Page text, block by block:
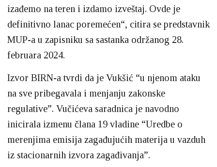
izađemo na teren i izdamo izveštaj. Ovde je
definitivno lanac poremećen“, citira se predstavnik
MUP-a u zapisniku sa sastanka održanog 28.
februara 2024.
Izvor BIRN-a tvrdi da je Vukšić “u njenom ataku
na sve pribegavala i menjanju zakonske
regulative”. Vučićeva saradnica je navodno
inicirala izmenu člana 19 vladine “Uredbe o
merenjima emisija zagađujućih materija u vazduh
iz stacionarnih izvora zagađivanja”.